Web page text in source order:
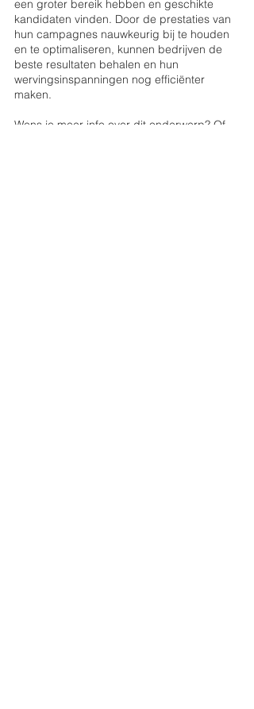
een groter bereik hebben en geschikte
kandidaten vinden. Door de prestaties van
hun campagnes nauwkeurig bij te houden
en te optimaliseren, kunnen bedrijven de
beste resultaten behalen en hun
wervingsinspanningen nog efficiënter
maken.
Wens je meer info over dit onderwerp? Of